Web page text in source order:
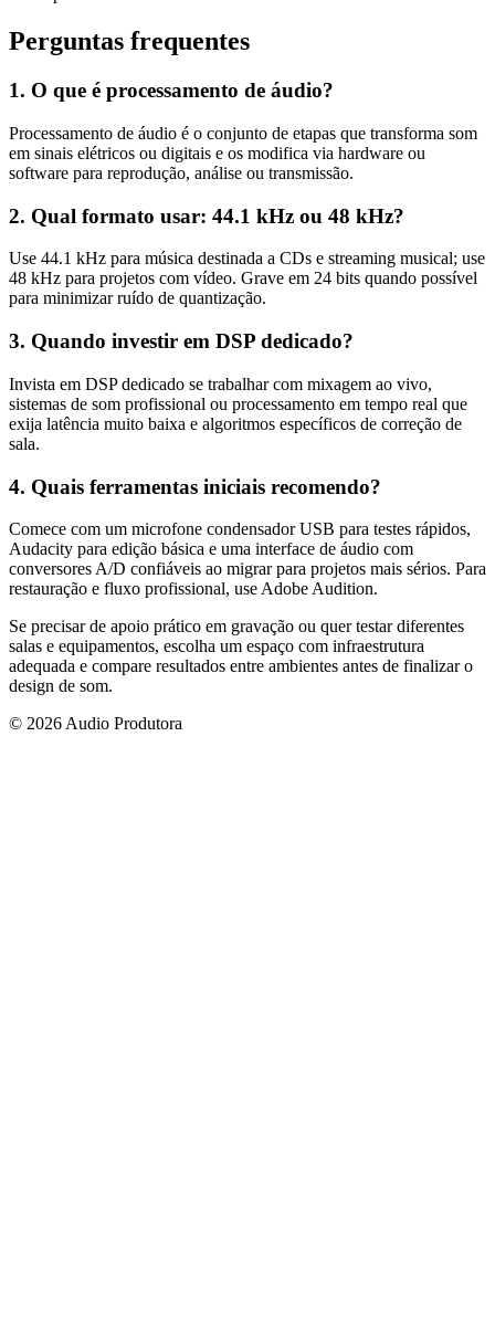
Perguntas frequentes
1. O que é processamento de áudio?
Processamento de áudio é o conjunto de etapas que transforma som
em sinais elétricos ou digitais e os modifica via hardware ou
software para reprodução, análise ou transmissão.
2. Qual formato usar: 44.1 kHz ou 48 kHz?
Use 44.1 kHz para música destinada a CDs e streaming musical; use
48 kHz para projetos com vídeo. Grave em 24 bits quando possível
para minimizar ruído de quantização.
3. Quando investir em DSP dedicado?
Invista em DSP dedicado se trabalhar com mixagem ao vivo,
sistemas de som profissional ou processamento em tempo real que
exija latência muito baixa e algoritmos específicos de correção de
sala.
4. Quais ferramentas iniciais recomendo?
Comece com um microfone condensador USB para testes rápidos,
Audacity para edição básica e uma interface de áudio com
conversores A/D confiáveis ao migrar para projetos mais sérios. Para
restauração e fluxo profissional, use Adobe Audition.
Se precisar de apoio prático em gravação ou quer testar diferentes
salas e equipamentos, escolha um espaço com infraestrutura
adequada e compare resultados entre ambientes antes de finalizar o
design de som.
© 2026 Audio Produtora